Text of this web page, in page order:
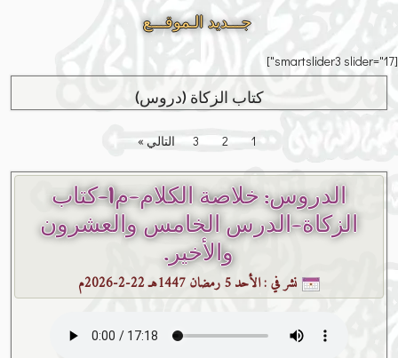
جـــديد الـموقـــع
[smartslider3 slider="17"]
كتاب الزكاة (دروس)
1
2
3 التالي »
الدروس: خلاصة الكلام-م1-كتاب
الزكاة-الدرس الخامس والعشرون
والأخير.
نشر في :الأحد 5 رمضان 1447هـ 22-2-2026م